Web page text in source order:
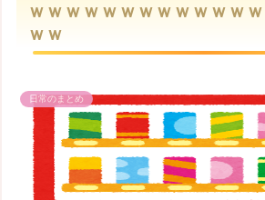
ｗｗｗｗｗｗｗｗｗｗｗｗ
ｗｗ
日常のまとめ